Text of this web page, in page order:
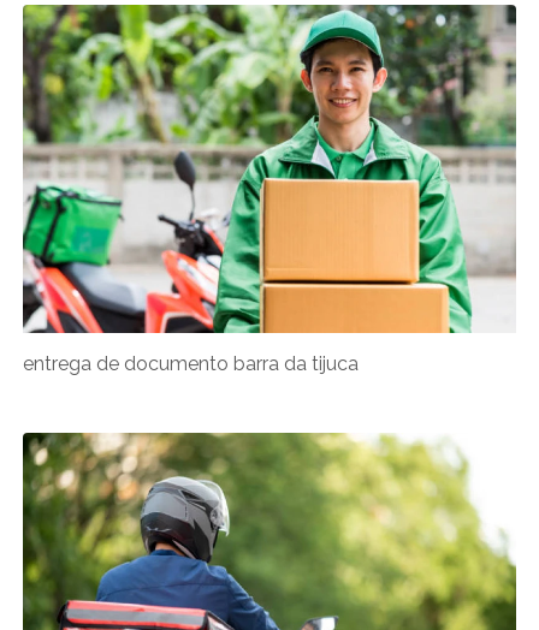
entrega de documento barra da tijuca